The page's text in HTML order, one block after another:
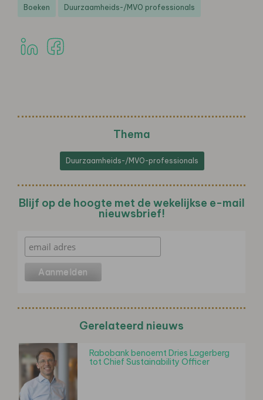
Boeken Duurzaamheids-/MVO professionals
Thema
Duurzaamheids-/MVO-professionals
Blijf op de hoogte met de wekelijkse e-mail
nieuwsbrief!
Gerelateerd nieuws
Rabobank benoemt Dries Lagerberg
tot Chief Sustainability Officer